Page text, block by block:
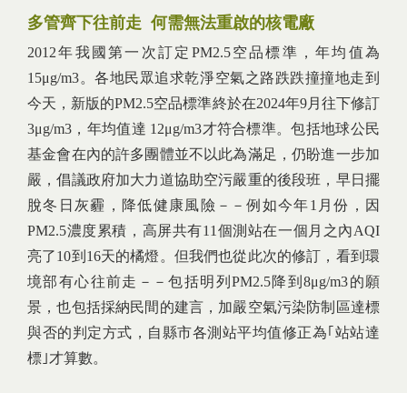
多管齊下往前走 何需無法重啟的核電廠
2012年我國第一次訂定PM2.5空品標準，年均值為
15μg/m3。各地民眾追求乾淨空氣之路跌跌撞撞地走到
今天，新版的PM2.5空品標準終於在2024年9月往下修訂
3μg/m3，年均值達 12μg/m3才符合標準。包括地球公民
基金會在內的許多團體並不以此為滿足，仍盼進一步加
嚴，倡議政府加大力道協助空污嚴重的後段班，早日擺
脫冬日灰霾，降低健康風險－－例如今年1月份，因
PM2.5濃度累積，高屏共有11個測站在一個月之內AQI
亮了10到16天的橘燈。但我們也從此次的修訂，看到環
境部有心往前走－－包括明列PM2.5降到8μg/m3的願
景，也包括採納民間的建言，加嚴空氣污染防制區達標
與否的判定方式，自縣市各測站平均值修正為｢站站達
標｣才算數。